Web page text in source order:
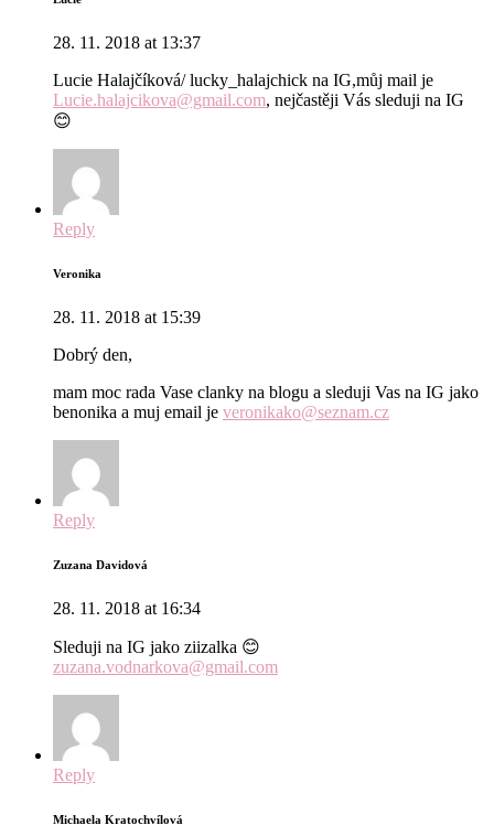
28. 11. 2018 at 13:37
Lucie Halajčíková/ lucky_halajchick na IG,můj mail je
Lucie.halajcikova@gmail.com, nejčastěji Vás sleduji na IG
😊
Reply
Veronika
28. 11. 2018 at 15:39
Dobrý den,
mam moc rada Vase clanky na blogu a sleduji Vas na IG jako
benonika a muj email je veronikako@seznam.cz
Reply
Zuzana Davidová
28. 11. 2018 at 16:34
Sleduji na IG jako ziizalka 😊
zuzana.vodnarkova@gmail.com
Reply
Michaela Kratochvílová